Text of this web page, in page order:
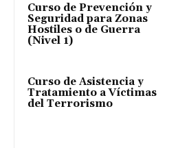
Curso de Prevención y
Seguridad para Zonas
Hostiles o de Guerra
(Nivel 1)
Curso de Asistencia y
Tratamiento a Víctimas
del Terrorismo